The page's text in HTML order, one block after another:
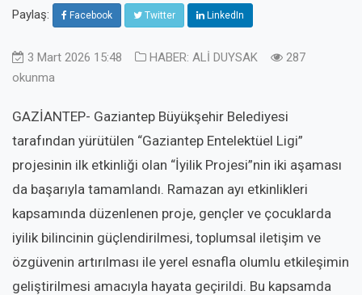
Paylaş: Facebook Twitter LinkedIn
3 Mart 2026 15:48 HABER: ALİ DUYSAK
287
okunma
GAZİANTEP- Gaziantep Büyükşehir Belediyesi
tarafından yürütülen “Gaziantep Entelektüel Ligi”
projesinin ilk etkinliği olan “İyilik Projesi”nin iki aşaması
da başarıyla tamamlandı. Ramazan ayı etkinlikleri
kapsamında düzenlenen proje, gençler ve çocuklarda
iyilik bilincinin güçlendirilmesi, toplumsal iletişim ve
özgüvenin artırılması ile yerel esnafla olumlu etkileşimin
geliştirilmesi amacıyla hayata geçirildi. Bu kapsamda